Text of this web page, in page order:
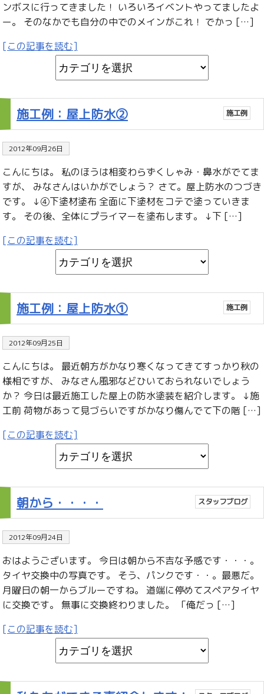
ンボスに行ってきました！ いろいろイベントやってましたよ
ー。 そのなかでも自分の中でのメインがこれ！ でかっ […]
[この記事を読む]
施工例：屋上防水② 施工例
2012年09月26日
こんにちは。 私のほうは相変わらずくしゃみ・鼻水がでてま
すが、 みなさんはいかがでしょう？ さて。屋上防水のつづき
です。 ↓④下塗材塗布 全面に下塗材をコテで塗っていきま
す。 その後、全体にプライマーを塗布します。 ↓下 […]
[この記事を読む]
施工例：屋上防水① 施工例
2012年09月25日
こんにちは。 最近朝方がかなり寒くなってきてすっかり秋の
様相ですが、 みなさん風邪などひいておられないでしょう
か？ 今日は最近施工した屋上の防水塗装を紹介します。 ↓施
工前 荷物があって見づらいですがかなり傷んでて下の階 […]
[この記事を読む]
朝から・・・・ スタッフブログ
2012年09月24日
おはようございます。 今日は朝から不吉な予感です・・・。
タイヤ交換中の写真です。 そう、パンクです・・。最悪だ。
月曜日の朝一からブルーですね。 道端に停めてスペアタイヤ
に交換です。 無事に交換終わりました。 「俺だっ […]
[この記事を読む]